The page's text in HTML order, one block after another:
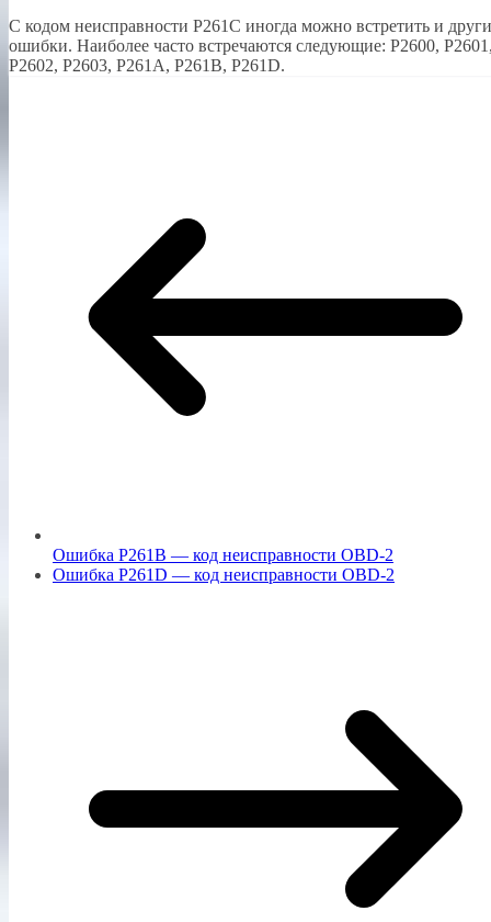
С кодом неисправности Р261С иногда можно встретить и
ошибки. Наиболее часто встречаются следующие: P2600,
P2602, P2603, P261A, P261B, P261D.
Ошибка P261B — код неисправности OBD-2
Ошибка P261D — код неисправности OBD-2